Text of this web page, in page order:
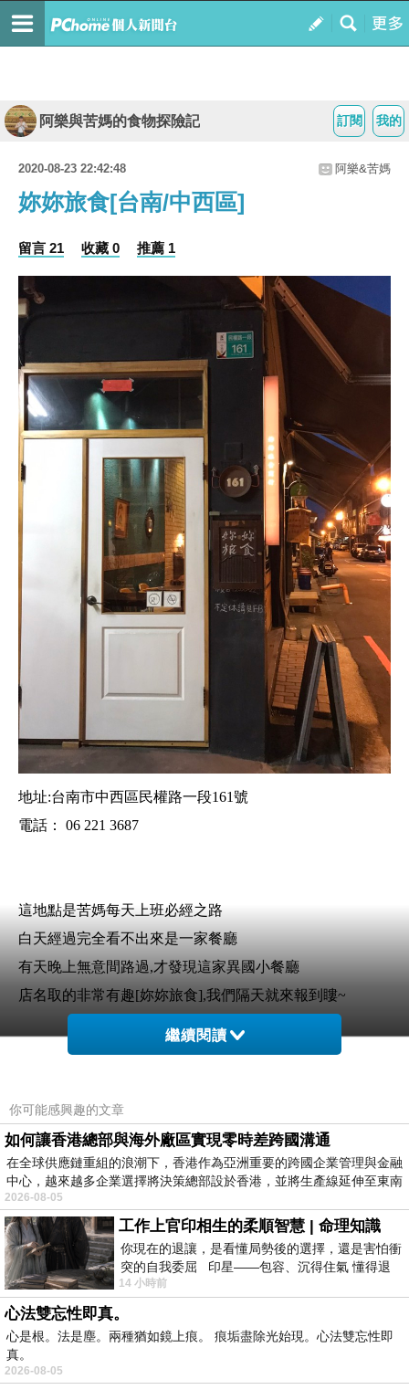
我的
訂閱
阿樂與苦媽的食物探險記
2020-08-23 22:42:48 阿樂&苦媽
妳妳旅食[台南/中西區]
留言 21 收藏 0 推薦 1
地址:台南市中西區民權路一段161號
電話： 06 221 3687
這地點是苦媽每天上班必經之路
白天經過完全看不出來是一家餐廳
有天晚上無意間路過,才發現這家異國小餐廳
店名取的非常有趣[妳妳旅食],我們隔天就來報到瞜~
繼續閱讀
你可能感興趣的文章
如何讓香港總部與海外廠區實現零時差跨國溝通
在全球供應鏈重組的浪潮下，香港作為亞洲重要的跨國企業管理與金融
中心，越來越多企業選擇將決策總部設於香港，並將生產線延伸至東南
2026-08-05
工作上官印相生的柔順智慧 | 命理知識
你現在的退讓，是看懂局勢後的選擇，還是害怕衝
突的自我委屈 印星——包容、沉得住氣 懂得退
一步觀察，不會
14 小時前
心法雙忘性即真。
心是根。法是塵。兩種猶如鏡上痕。 痕垢盡除光始現。心法雙忘性即
真。
2026-08-05